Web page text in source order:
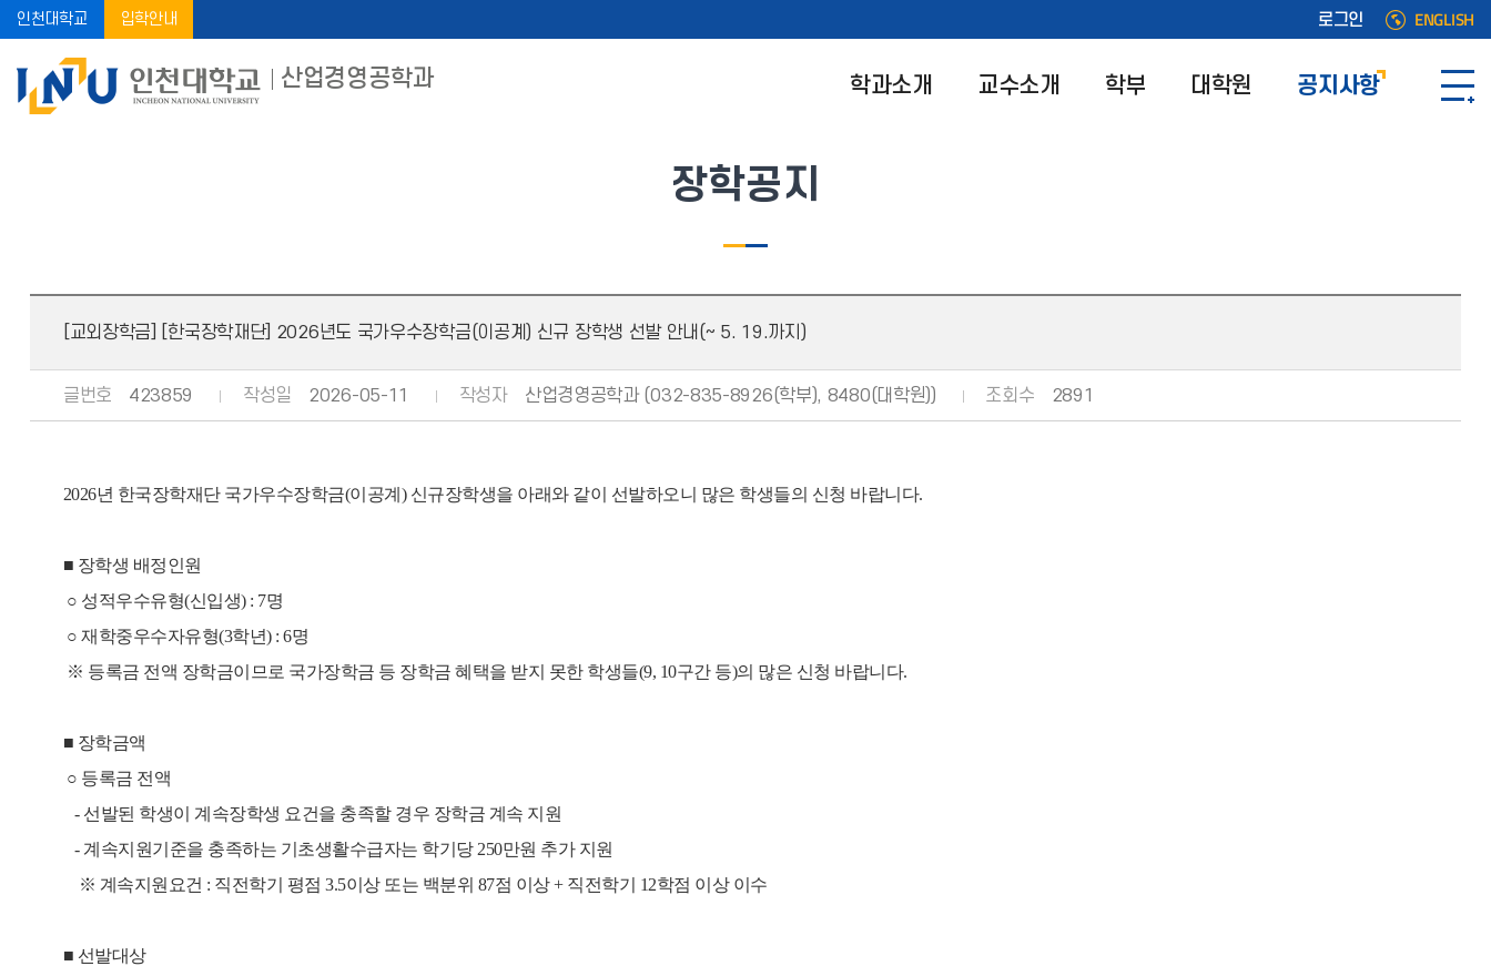
인천대학교 입학안내 로그인 ENGLISH
산업경영공학과 학과소개 교수소개 학부 대학원 공지사항
공지사항 장학공지
장학공지
[교외장학금] [한국장학재단] 2026년도 국가우수장학금(이공계) 신규 장학생 선발 안내(~ 5. 19.까지)
글번호 423859 작성일 2026-05-11 작성자 산업경영공학과 (032-835-8926(학부), 8480(대학원)) 조회수 2891
2026년 한국장학재단 국가우수장학금(이공계) 신규장학생을 아래와 같이 선발하오니 많은 학생들의 신청 바랍니다.
■ 장학생 배정인원
○ 성적우수유형(신입생) : 7명
○ 재학중우수자유형(3학년) : 6명
※ 등록금 전액 장학금이므로 국가장학금 등 장학금 혜택을 받지 못한 학생들(9, 10구간 등)의 많은 신청 바랍니다.
■ 장학금액
○ 등록금 전액
- 선발된 학생이 계속장학생 요건을 충족할 경우 장학금 계속 지원
- 계속지원기준을 충족하는 기초생활수급자는 학기당 250만원 추가 지원
※ 계속지원요건 : 직전학기 평점 3.5이상 또는 백분위 87점 이상 + 직전학기 12학점 이상 이수
■ 선발대상